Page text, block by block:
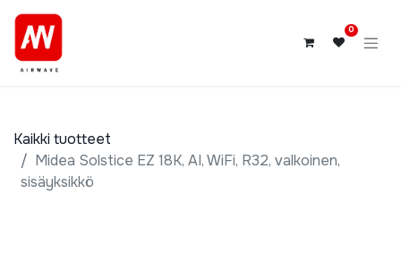
0
Kaikki tuotteet
Midea Solstice EZ 18K, AI, WiFi, R32, valkoinen,
sisäyksikkö